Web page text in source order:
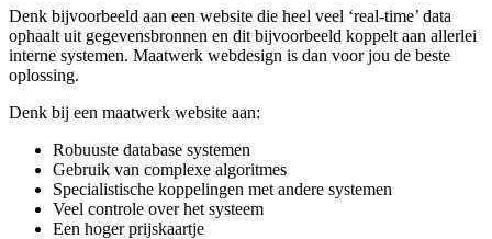
Denk bijvoorbeeld aan een website die heel veel ‘real-time’ data
ophaalt uit gegevensbronnen en dit bijvoorbeeld koppelt aan allerlei
interne systemen. Maatwerk webdesign is dan voor jou de beste
oplossing.
Denk bij een maatwerk website aan:
Robuuste database systemen
Gebruik van complexe algoritmes
Specialistische koppelingen met andere systemen
Veel controle over het systeem
Een hoger prijskaartje